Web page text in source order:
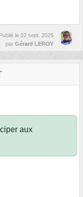
Publié le 02 sept. 2025
par Gérard LEROY
aux